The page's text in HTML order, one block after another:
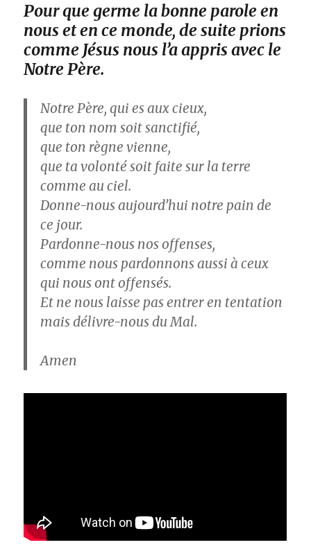
Pour que germe la bonne parole en
nous et en ce monde, de suite prions
comme Jésus nous l’a appris avec le
Notre Père.
Notre Père, qui es aux cieux,
que ton nom soit sanctifié,
que ton règne vienne,
que ta volonté soit faite sur la terre
comme au ciel.
Donne-nous aujourd’hui notre pain de
ce jour.
Pardonne-nous nos offenses,
comme nous pardonnons aussi à ceux
qui nous ont offensés.
Et ne nous laisse pas entrer en tentation
mais délivre-nous du Mal.
Amen